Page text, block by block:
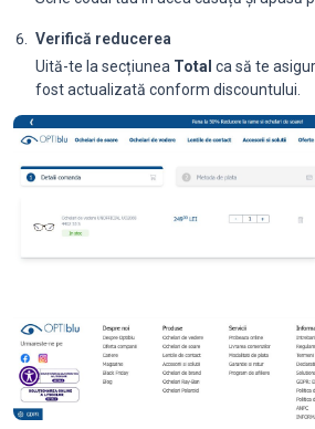
Verifică reducerea
Uită-te la secțiunea Total ca să te
fost actualizată conform discountului.